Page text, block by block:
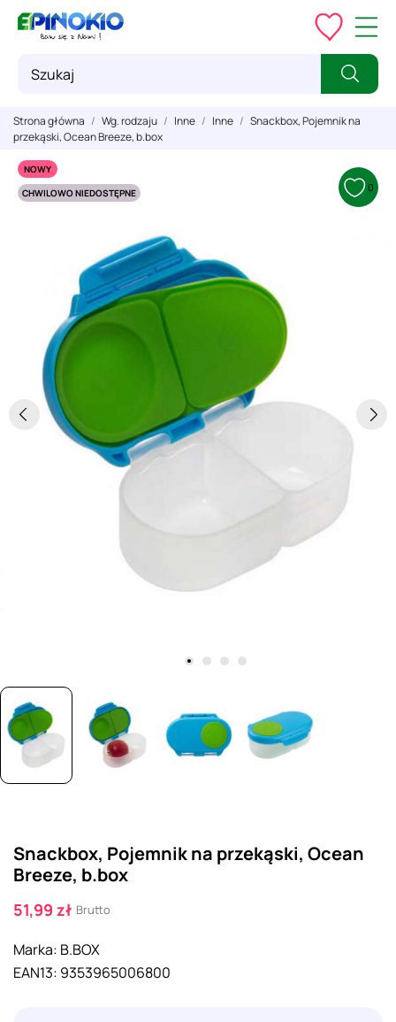
Strona główna Wg. rodzaju Inne Inne
Snackbox, Pojemnik na
przekąski, Ocean Breeze, b.box
NOWY
CHWILOWO NIEDOSTĘPNE
0
Snackbox, Pojemnik na przekąski, Ocean
Breeze, b.box
51,99 zł Brutto
Marka: B.BOX
EAN13: 9353965006800